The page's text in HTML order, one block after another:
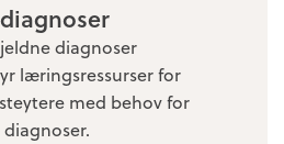
diagnoser
læringsressurser for
med behov for